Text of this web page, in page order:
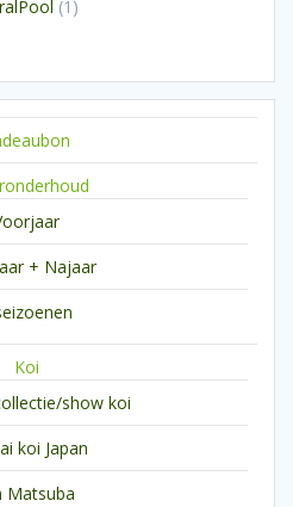
1 1
+ Najaar
Koi
show koi
koi Japan
Matsuba